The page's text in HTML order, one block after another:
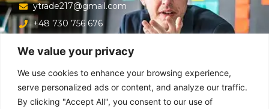
We value your privacy
We use cookies to enhance your browsing experience,
serve personalized ads or content, and analyze our traffic.
By clicking "Accept All", you consent to our use of
ytrade217@gmail.com
+48 730 756 676
Menu
Główna